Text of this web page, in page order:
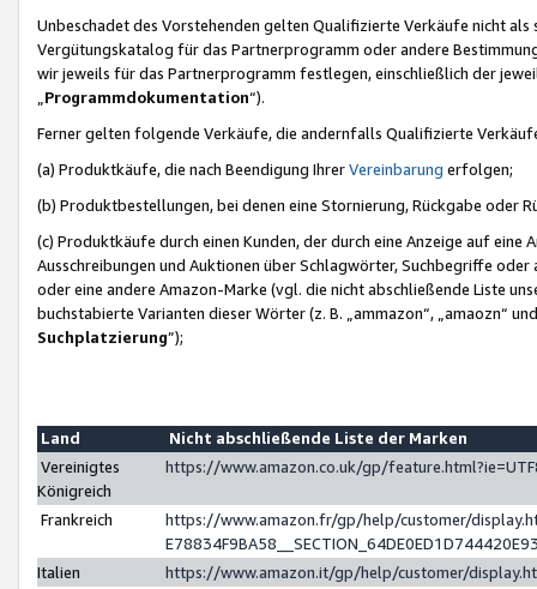
Unbeschadet des Vorstehenden gelten Qualifizierte Verkäufe nicht
Vergütungskatalog für das Partnerprogramm oder andere
wir jeweils für das Partnerprogramm festlegen, einschließlich der
Programmdokumentation“).
Ferner gelten folgende Verkäufe, die andernfalls Qualifizierte
(a) Produktkäufe, die nach Beendigung IhrerVereinbarung erfolgen;
(b) Produktbestellungen, bei denen eine Stornierung, Rückgabe oder
(c) Produktkäufe durch einen Kunden, der durch eine Anzeige auf
Ausschreibungen und Auktionen über Schlagwörter, Suchbegriffe
oder eine andere Amazon-Marke (vgl. die nicht abschließende Liste
buchstabierte Varianten dieser Wörter (z. B. „ammazon“, „amaozn“
Suchplatzierung”);
Land
Nicht abschließende Liste der Marken
Vereinigtes
Königreich
https://www.amazon.co.uk/gp/
Frankreich
https://www.amazon.fr/gp/help/customer/
Italien
https://www.amazon.it/gp/help/customer/